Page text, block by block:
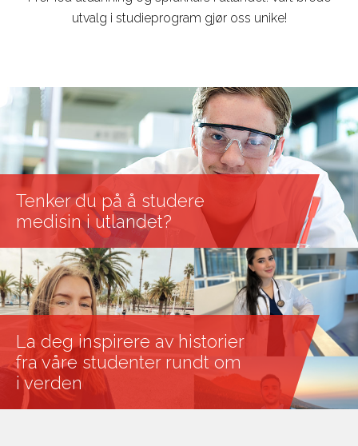
utvalg i studieprogram gjør oss unike!
Tenker du på å studere
medisin i utlandet?
La deg inspirere av historier
fra våre studenter rundt om
i verden